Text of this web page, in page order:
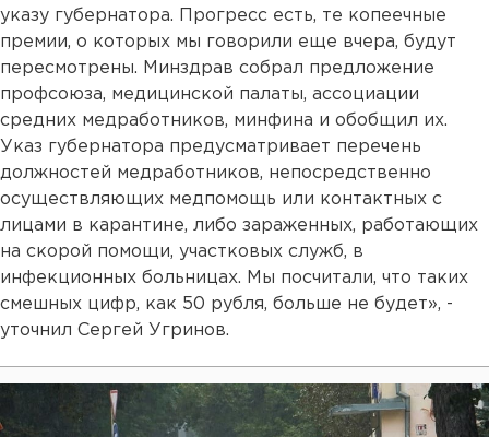
указу губернатора. Прогресс есть, те копеечные
премии, о которых мы говорили еще вчера, будут
пересмотрены. Минздрав собрал предложение
профсоюза, медицинской палаты, ассоциации
средних медработников, минфина и обобщил их.
Указ губернатора предусматривает перечень
должностей медработников, непосредственно
осуществляющих медпомощь или контактных с
лицами в карантине, либо зараженных, работающих
на скорой помощи, участковых служб, в
инфекционных больницах. Мы посчитали, что таких
смешных цифр, как 50 рубля, больше не будет», -
уточнил Сергей Угринов.